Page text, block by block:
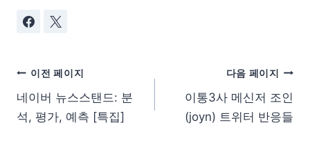
이전 페이지
네이버 뉴스스탠드: 분
석, 평가, 예측 [특집]
다음 페이지
이통3사 메신저 조인
(joyn) 트위터 반응들